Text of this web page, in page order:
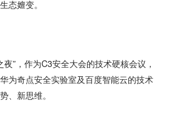
态嬗变。
”，作为C3安全大会的技术硬核会议，
为奇点安全实验室及百度智能云的技术
、新思维。